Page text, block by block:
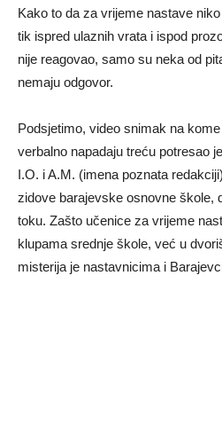
Kako to da za vrijeme nastave
tik ispred ulaznih vrata i ispod
nije reagovao, samo su neka od
nemaju odgovor.
Podsjetimo, video snimak na
verbalno napadaju treću potresao
I.O. i A.M. (imena poznata
zidove barajevske osnovne škole,
toku. Zašto učenice za vrijeme
klupama srednje škole, već u
misterija je nastavnicima i